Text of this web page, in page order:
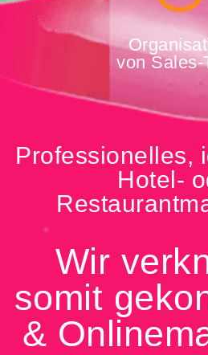
von Sales-
Professionelles,
Hotel-
Wir
somit
&